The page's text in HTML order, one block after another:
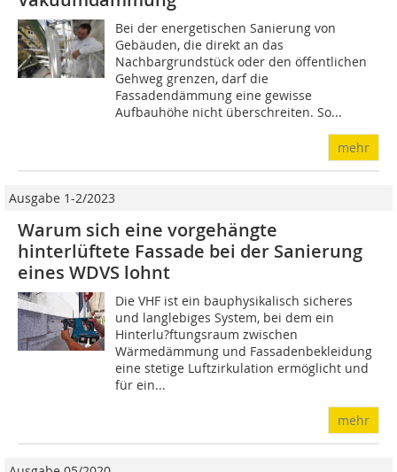
Bei der energetischen Sanierung von
Gebäuden, die direkt an das
Nachbargrundstück oder den öffentlichen
Gehweg grenzen, darf die
Fassadendämmung eine gewisse
Aufbauhöhe nicht überschreiten. So...
mehr
Ausgabe 1-2/2023
Warum sich eine vorgehängte
hinterlüftete Fassade bei der Sanierung
eines WDVS lohnt
Die VHF ist ein bauphysikalisch sicheres
und langlebiges System, bei dem ein
Hinterlu?ftungsraum zwischen
Wärmedämmung und Fassadenbekleidung
eine stetige Luftzirkulation ermöglicht und
für ein...
mehr